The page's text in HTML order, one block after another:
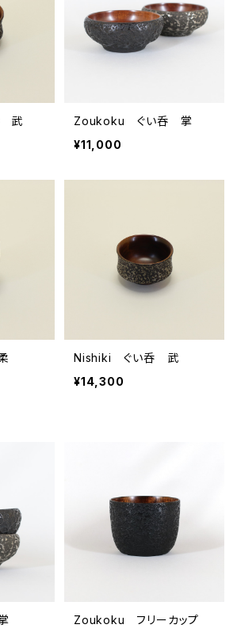
武
Zoukoku ぐい呑 掌
¥11,000
Nishiki ぐい呑 武
¥14,300
Zoukoku フリーカップ